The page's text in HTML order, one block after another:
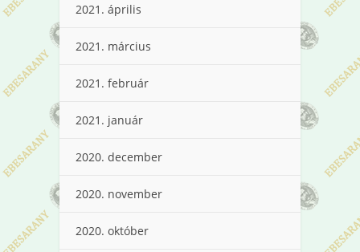
2021. április
2021. március
2021. február
2021. január
2020. december
2020. november
2020. október